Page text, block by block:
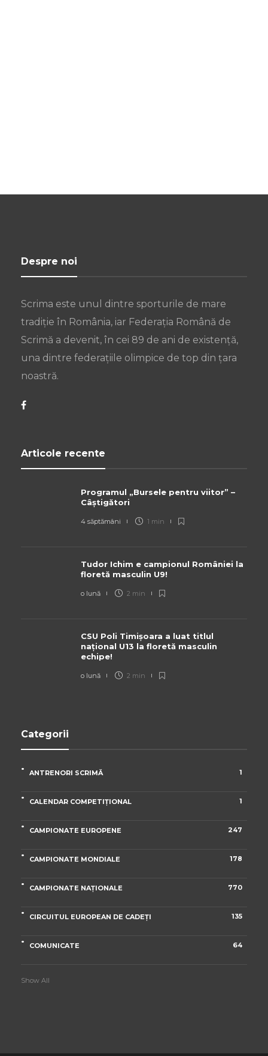
Despre noi
Scrima este unul dintre sporturile de mare
tradiție în România, iar Federația Română de
Scrimă a devenit, în cei 89 de ani de existență,
una dintre federațiile olimpice de top din țara
noastră.
Articole recente
Programul „Bursele pentru viitor” –
Câștigători
4 săptămâni 1 min
Tudor Ichim e campionul României la
floretă masculin U9!
o lună 2 min
CSU Poli Timișoara a luat titlul
național U13 la floretă masculin
echipe!
o lună 2 min
Categorii
ANTRENORI SCRIMĂ 1
CALENDAR COMPETIȚIONAL 1
CAMPIONATE EUROPENE 247
CAMPIONATE MONDIALE 178
CAMPIONATE NAȚIONALE 770
CIRCUITUL EUROPEAN DE CADEȚI 135
COMUNICATE 64
Show All